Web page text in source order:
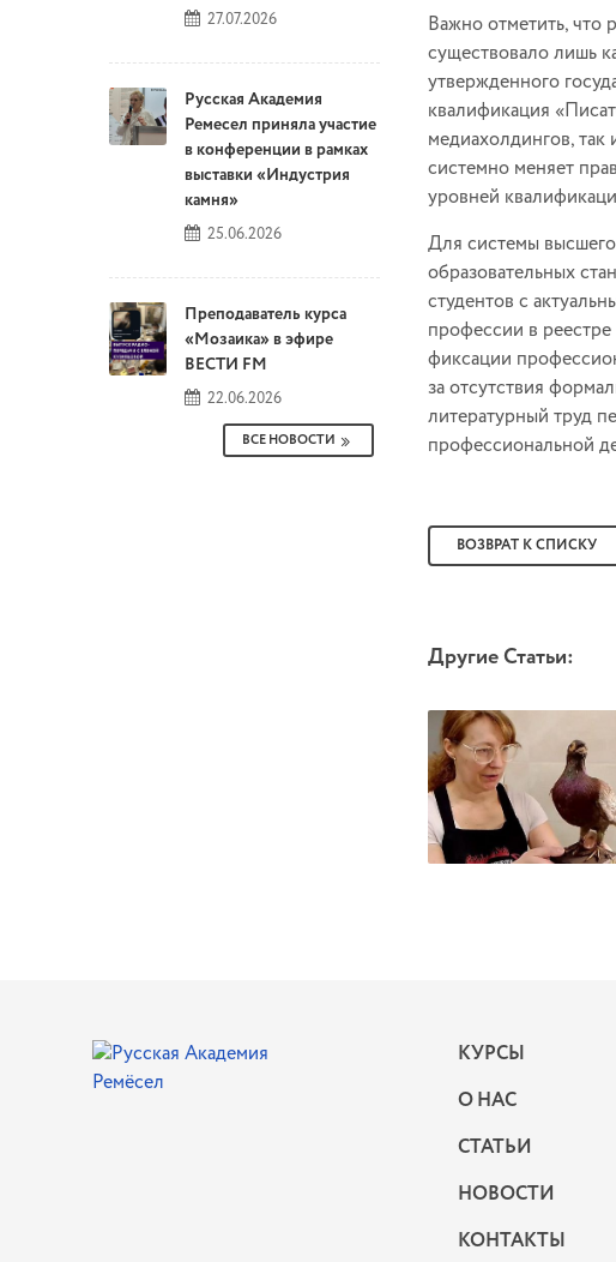
27.07.2026
Русская Академия
Ремесел приняла участие
в конференции в рамках
выставки «Индустрия
камня»
25.06.2026
Преподаватель курса
«Мозаика» в эфире
ВЕСТИ FM
22.06.2026
ВСЕ НОВОСТИ
Важно отметить, что
существовало лишь
утвержденного
квалификация
медиахолдингов,
системно меняет
уровней
Для системы
образовательных
студентов с
профессии в
фиксации
за отсутствия
литературный труд
профессиональной
ВОЗВРАТ К СПИСКУ
Другие Статьи:
КУРСЫ
О НАС
СТАТЬИ
НОВОСТИ
КОНТАКТЫ